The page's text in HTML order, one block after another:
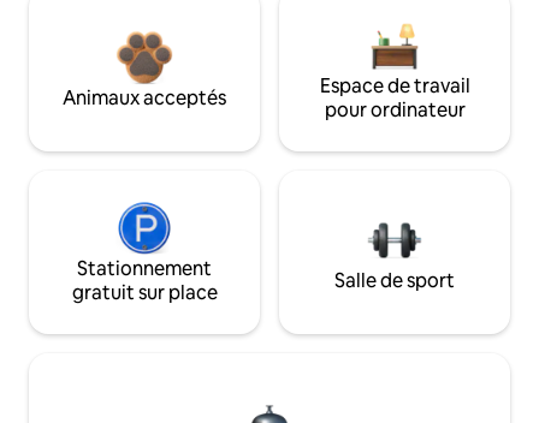
Animaux acceptés
Espace de travail
pour ordinateur
Stationnement
gratuit sur place
Salle de sport